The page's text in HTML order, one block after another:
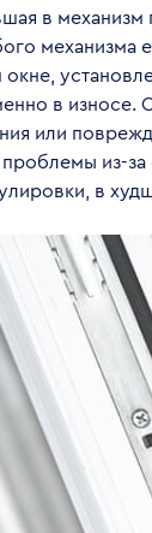
в
механизма
в износе.
или
проблемы из-
в